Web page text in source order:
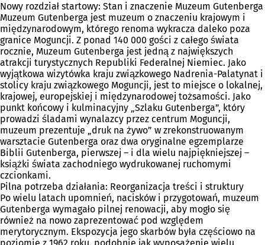
Nowy rozdział startowy: Stan i znaczenie Muzeum Gutenberga
Muzeum Gutenberga jest muzeum o znaczeniu krajowym i
międzynarodowym, którego renoma wykracza daleko poza
granice Moguncji. Z ponad 140 000 gości z całego świata
rocznie, Muzeum Gutenberga jest jedną z największych
atrakcji turystycznych Republiki Federalnej Niemiec. Jako
wyjątkowa wizytówka kraju związkowego Nadrenia-Palatynat i
stolicy kraju związkowego Moguncji, jest to miejsce o lokalnej,
krajowej, europejskiej i międzynarodowej tożsamości. Jako
punkt końcowy i kulminacyjny „Szlaku Gutenberga”, który
prowadzi śladami wynalazcy przez centrum Moguncji,
muzeum prezentuje „druk na żywo” w zrekonstruowanym
warsztacie Gutenberga oraz dwa oryginalne egzemplarze
Biblii Gutenberga, pierwszej – i dla wielu najpiękniejszej –
książki świata zachodniego wydrukowanej ruchomymi
czcionkami.
Pilna potrzeba działania: Reorganizacja treści i struktury
Po wielu latach upomnień, nacisków i przygotowań, muzeum
Gutenberga wymagało pilnej renowacji, aby mogło się
również na nowo zaprezentować pod względem
merytorycznym. Ekspozycja jego skarbów była częściowo na